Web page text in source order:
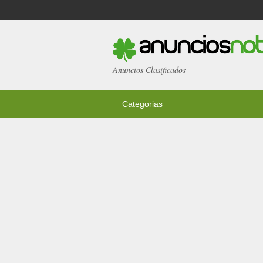
Anuncios Clasificados
Categorias